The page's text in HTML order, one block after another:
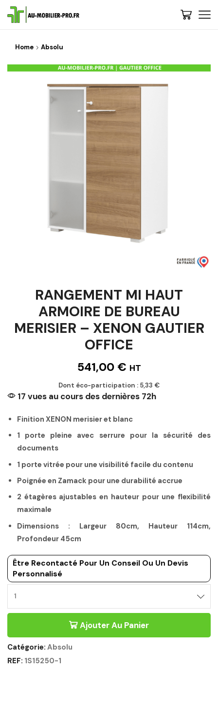
Home Absolu
RANGEMENT MI HAUT
ARMOIRE DE BUREAU
MERISIER – XENON GAUTIER
OFFICE
541,00 € HT
Dont éco-participation : 5,33 €
17 vues au cours des dernières 72h
Finition XENON merisier et blanc
1 porte pleine avec serrure pour la sécurité des
documents
1 porte vitrée pour une visibilité facile du contenu
Poignée en Zamack pour une durabilité accrue
2 étagères ajustables en hauteur pour une flexibilité
maximale
Dimensions : Largeur 80cm, Hauteur 114cm,
Profondeur 45cm
Être Recontacté Pour Un Conseil Ou Un Devis
Personnalisé
Ajouter Au Panier
Catégorie: Absolu
REF: 1S15250-1